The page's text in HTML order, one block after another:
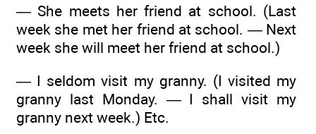
— She meets her friend at school. (Last
week she met her friend at school. — Next
week she will meet her friend at school.)
— I seldom visit my granny. (I visited my
granny last Monday. — I shall visit my
granny next week.) Etc.